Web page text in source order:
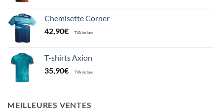
Chemisette Corner
42,90€ TVA incluse
T-shirts Axion
35,90€ TVA incluse
MEILLEURES VENTES